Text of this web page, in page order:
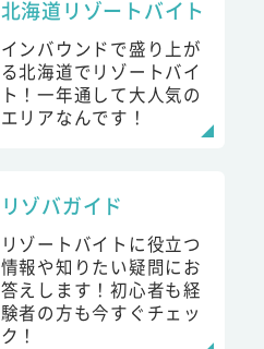
北海道リゾートバイト
インバウンドで盛り上が
る北海道でリゾートバイ
ト！一年通して大人気の
エリアなんです！
リゾバガイド
リゾートバイトに役立つ
情報や知りたい疑問にお
答えします！初心者も経
験者の方も今すぐチェッ
ク！